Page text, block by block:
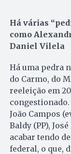
Há várias
como
Daniel Vilela
Há uma pedra
do Carmo, do
reeleição em
João Campos
Baldy (PP),
acabar tendo
federal, o que,